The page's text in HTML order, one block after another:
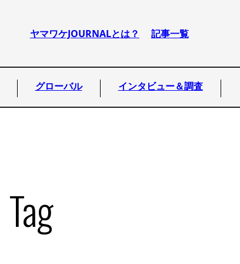
ヤマワケJOURNALとは？ 記事一覧
グローバル インタビュー＆調査
Tag